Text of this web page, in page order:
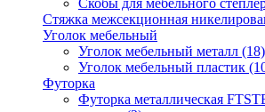
Скобы для мебельного
Стяжка межсекционная
Уголок мебельный
Уголок мебельный металл (18)
Уголок мебельный пластик
Футорка
Футорка металлическая